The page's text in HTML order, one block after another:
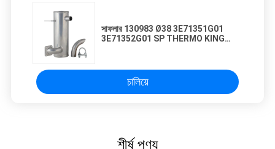
সাফলার 130983 Ø38 3E71351G01
3E71352G01 SP THERMO KING
চালিয়ে
শীর্ষ পণ্য